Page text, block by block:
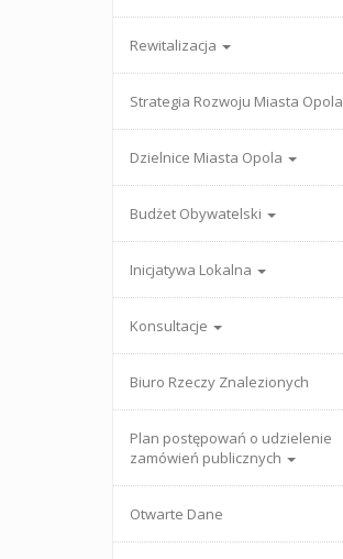
Rewitalizacja
Strategia Rozwoju Miasta Opola
Dzielnice Miasta Opola
Budżet Obywatelski
Inicjatywa Lokalna
Konsultacje
Biuro Rzeczy Znalezionych
Plan postępowań o udzielenie
zamówień publicznych
Otwarte Dane